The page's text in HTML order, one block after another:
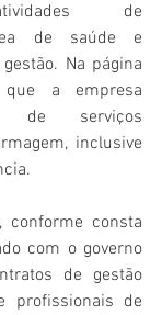
de
de saúde e
Na página
a empresa
de serviços
inclusive
conforme consta
com o governo
de gestão
profissionais de